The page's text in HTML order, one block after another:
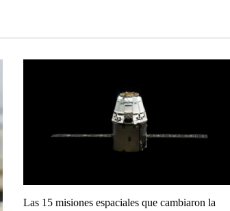
Las 15 misiones espaciales que cambiaron la